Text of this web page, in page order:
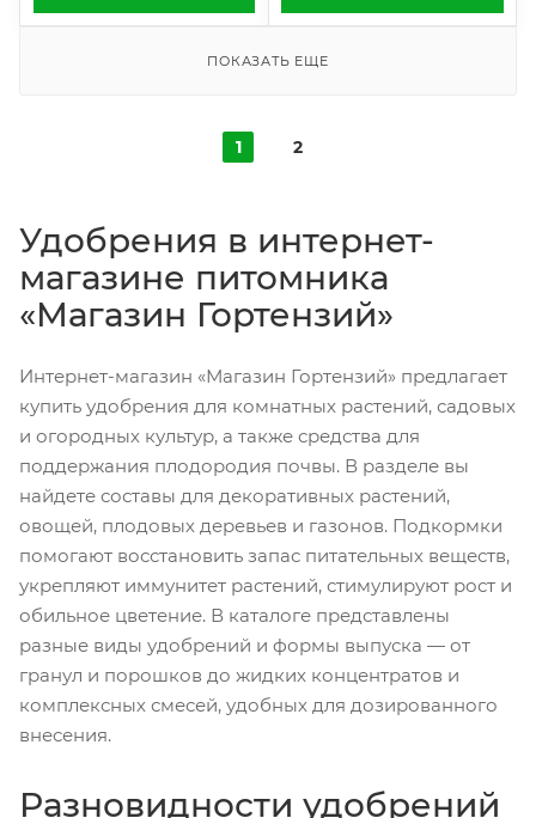
ПОКАЗАТЬ ЕЩЕ
1 2
Удобрения в интернет-
магазине питомника
«Магазин Гортензий»
Интернет-магазин «Магазин Гортензий» предлагает
купить удобрения для комнатных растений, садовых
и огородных культур, а также средства для
поддержания плодородия почвы. В разделе вы
найдете составы для декоративных растений,
овощей, плодовых деревьев и газонов. Подкормки
помогают восстановить запас питательных веществ,
укрепляют иммунитет растений, стимулируют рост и
обильное цветение. В каталоге представлены
разные виды удобрений и формы выпуска — от
гранул и порошков до жидких концентратов и
комплексных смесей, удобных для дозированного
внесения.
Разновидности удобрений